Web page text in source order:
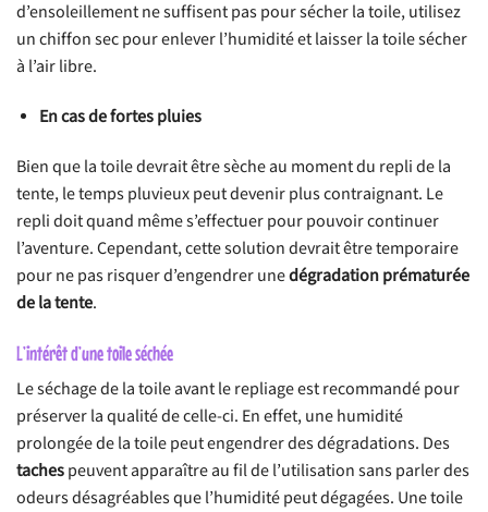
d’ensoleillement ne suffisent pas pour sécher la toile, utilisez
un chiffon sec pour enlever l’humidité et laisser la toile sécher
à l’air libre.
En cas de fortes pluies
Bien que la toile devrait être sèche au moment du repli de la
tente, le temps pluvieux peut devenir plus contraignant. Le
repli doit quand même s’effectuer pour pouvoir continuer
l’aventure. Cependant, cette solution devrait être temporaire
pour ne pas risquer d’engendrer unedégradation prématurée
de la tente.
L’intérêt d’une toile séchée
Le séchage de la toile avant le repliage est recommandé pour
préserver la qualité de celle-ci. En effet, une humidité
prolongée de la toile peut engendrer des dégradations. Des
tachespeuvent apparaître au fil de l’utilisation sans parler des
odeurs désagréables que l’humidité peut dégagées. Une toile